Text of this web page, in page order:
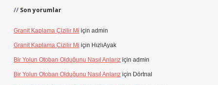
Son yorumlar
Granit Kaplama Çizilir Mi için admin
Granit Kaplama Çizilir Mi için HızlıAyak
Bir Yolun Otoban Olduğunu Nasıl Anlarız için admin
Bir Yolun Otoban Olduğunu Nasıl Anlarız için Dörtnal